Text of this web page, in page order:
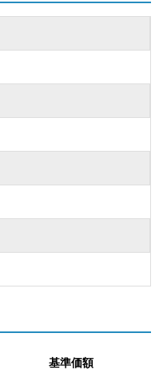
基準価額